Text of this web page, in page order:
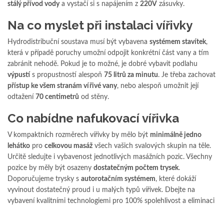
stálý přívod vodya vystačí si s napájením z 220V zásuvky.
Na co myslet při instalaci vířivky
Hydrodistribuční soustava musí být vybavena systémem stavítek,
která v případě poruchy umožní odpojit konkrétní část vany a tím
zabránit nehodě. Pokud je to možné, je dobré vybavit podlahu
výpustí s propustností alespoň 75 litrů za minutu. Je třeba zachovat
přístup ke všem stranám vířivé vany, nebo alespoň umožnit její
odtažení 70 centimetrů od stěny.
Co nabídne nafukovací vířivka
V kompaktních rozměrech vířivky by mělo být minimálně jedno
lehátko pro celkovou masáž všech vašich svalových skupin na těle.
Určitě sledujte i vybavenost jednotlivých masážních pozic. Všechny
pozice by měly být osazeny dostatečným počtem trysek.
Doporučujeme trysky s autorotačním systémem, které dokáží
vyvinout dostatečný proud i u malých typů vířivek. Dbejte na
vybavení kvalitními technologiemi pro 100% spolehlivost a eliminaci